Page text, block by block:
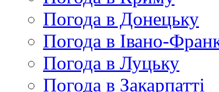
Погода в Донецьку
Погода в Івано-
Погода в Луцьку
Погода в Закарпатті